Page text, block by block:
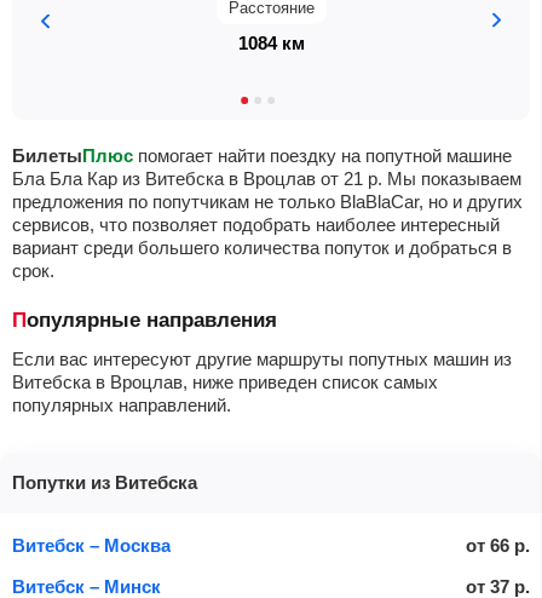
Расстояние
1084 км
БилетыПлюс помогает найти поездку на попутной машине
Бла Бла Кар из Витебска в Вроцлав от 21 р. Мы показываем
предложения по попутчикам не только BlaBlaCar, но и других
сервисов, что позволяет подобрать наиболее интересный
вариант среди большего количества попуток и добраться в
срок.
Популярные направления
Если вас интересуют другие маршруты попутных машин из
Витебска в Вроцлав, ниже приведен список самых
популярных направлений.
Попутки из Витебска
Витебск – Москва от 66 р.
Витебск – Минск
от 37 р.